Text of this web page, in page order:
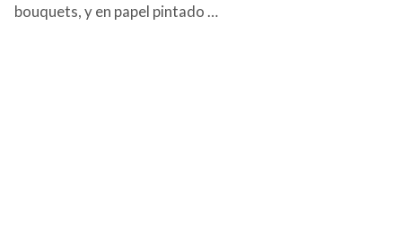
bouquets, y en papel pintado …